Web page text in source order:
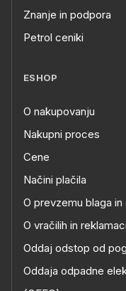
Znanje in podpora
Petrol ceniki
ESHOP
O nakupovanju
Nakupni proces
Cene
Načini plačila
O prevzemu blaga in
O vračilih in
Oddaj odstop od
Oddaja odpadne